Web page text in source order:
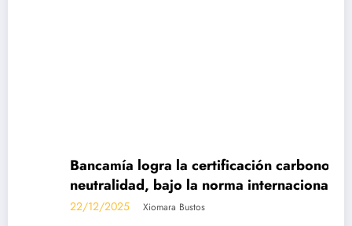
Bancamía logra la certificación carbono
neutralidad, bajo la norma internacional ISO
14068-1
22/12/2025 Xiomara Bustos